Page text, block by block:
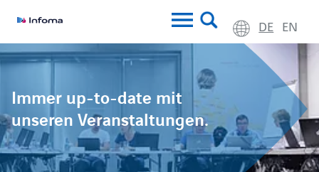
DE EN
Immer up-to-date mit
unseren Veranstaltungen.